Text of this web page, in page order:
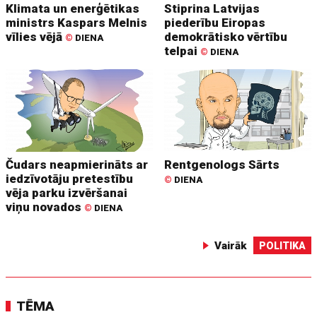
Klimata un enerģētikas
ministrs Kaspars Melnis
vīlies vējā © DIENA
Stiprina Latvijas
piederību Eiropas
demokrātisko vērtību
telpai © DIENA
Čudars neapmierināts ar
iedzīvotāju pretestību
vēja parku izvēršanai
viņu novados © DIENA
Rentgenologs Sārts
© DIENA
Vairāk POLITIKA
TĒMA